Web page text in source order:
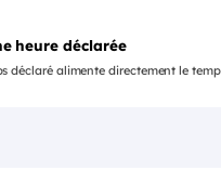
heure déclarée
déclaré alimente directement le